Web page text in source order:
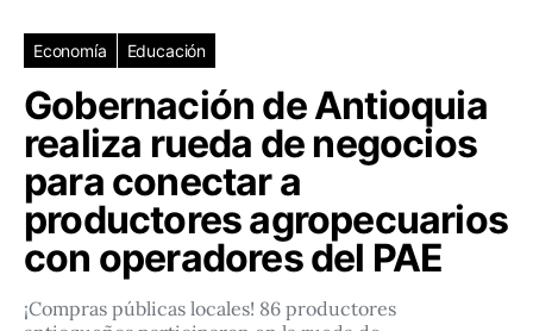
Economía Educación
Gobernación de Antioquia
realiza rueda de negocios
para conectar a
productores agropecuarios
con operadores del PAE
¡Compras públicas locales! 86 productores